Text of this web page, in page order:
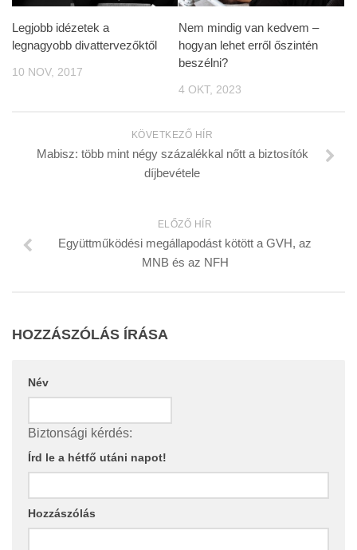
Legjobb idézetek a
legnagyobb divattervezőktől
10 NOV, 2017
Nem mindig van kedvem –
hogyan lehet erről őszintén
beszélni?
4 OKT, 2023
KÖVETKEZŐ HÍR
Mabisz: több mint négy százalékkal nőtt a biztosítók
díjbevétele
ELŐZŐ HÍR
Együttműködési megállapodást kötött a GVH, az
MNB és az NFH
HOZZÁSZÓLÁS ÍRÁSA
Név
Biztonsági kérdés:
Írd le a hétfő utáni napot!
Hozzászólás